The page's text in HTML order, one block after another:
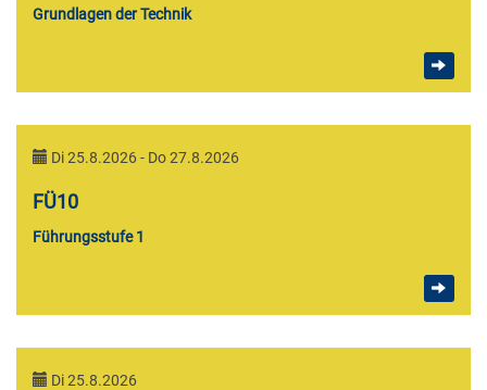
Grundlagen der Technik
Di 25.8.2026 - Do 27.8.2026
FÜ10
Führungsstufe 1
Di 25.8.2026